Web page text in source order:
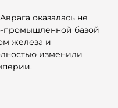
оказалась не
промышленной базой
железа и
изменили